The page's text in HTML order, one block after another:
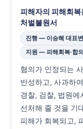
피해자의 피해회
처벌불원서
진행 — 이승혜 대표
지원 — 피해회복·합
혐의가 인정되는
반성하고, 사과하
경찰, 검찰, 법원
선처해 줄 것을 기
피해가 회복되고,